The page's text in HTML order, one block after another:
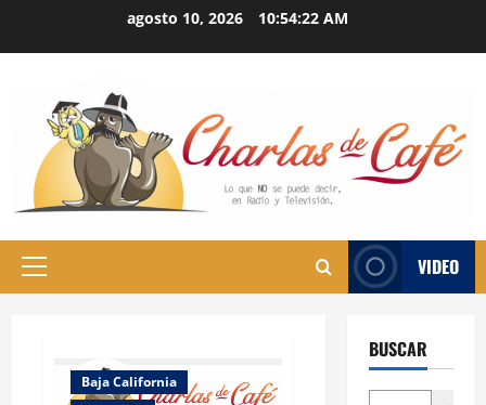
agosto 10, 2026 10:54:23 AM
Primary
VIDEO
Baja California
BUSCAR